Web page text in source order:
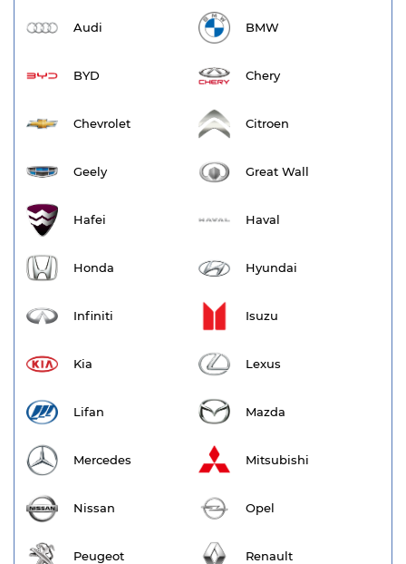
Audi BMW
BYD Chery
Chevrolet Citroen
Geely Great Wall
Hafei Haval
Honda Hyundai
Infiniti Isuzu
Kia Lexus
Lifan Mazda
Mercedes Mitsubishi
Nissan Opel
Peugeot Renault